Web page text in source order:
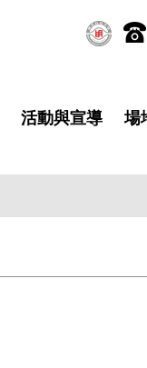
活動與宣導 場